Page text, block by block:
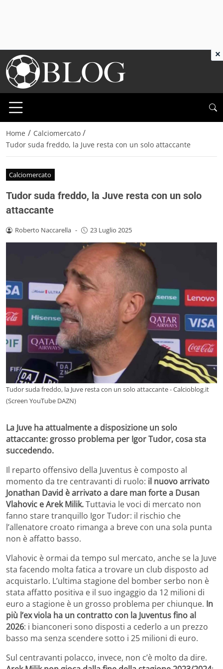
Home / Calciomercato /
Tudor suda freddo, la Juve resta con un solo attaccante
Calciomercato
Tudor suda freddo, la Juve resta con un solo
attaccante
Roberto Naccarella - 23 Luglio 2025
Tudor suda freddo, la Juve resta con un solo attaccante - Calcioblog.it
(Screen YouTube DAZN)
La Juve ha attualmente a disposizione un solo
attaccante: grosso problema per Igor Tudor, cosa sta
succedendo.
Il reparto offensivo della Juventus è composto al
momento da tre centravanti di ruolo: il nuovo arrivato
Jonathan David è arrivato a dare man forte a Dusan
Vlahovic e Arek Milik.Tuttavia le voci di mercato non
fanno stare tranquillo Igor Tudor: il rischio che
l’allenatore croato rimanga a breve con una sola punta
non è affatto basso.
Vlahovic è ormai da tempo sul mercato, anche se la Juve
sta facendo molta fatica a trovare un club disposto ad
acquistarlo. L’ultima stagione del bomber serbo non è
stata affatto positiva e il suo ingaggio da 12 milioni di
euro a stagione è un grosso problema per chiunque. In
più l’ex viola ha un contratto con la Juventus fino al
2026: i bianconeri sono disposti a cederlo a un prezzo
basso ma senza scendere sotto i 25 milioni di euro.
Sul centravanti polacco, invece, non c’è molto da dire.
×